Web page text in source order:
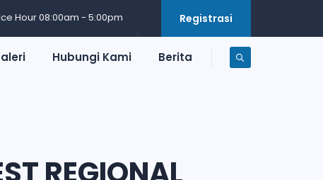
Hour 08:00am - 5:00pm Registrasi
Hubungi Kami Berita